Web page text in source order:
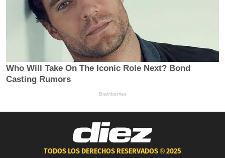
TODOS LOS DERECHOS RESERVADOS ®2025